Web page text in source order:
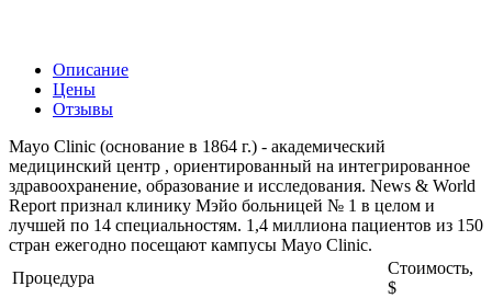
Описание
Цены
Отзывы
Mayo Clinic (основание в 1864 г.) - академический
медицинский центр , ориентированный на интегрированное
здравоохранение, образование и исследования. News & World
Report признал клинику Мэйо больницей № 1 в целом и
лучшей по 14 специальностям. 1,4 миллиона пациентов из 150
стран ежегодно посещают кампусы Mayo Clinic.
Процедура
Стоимость,
$